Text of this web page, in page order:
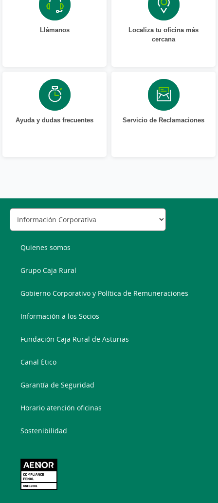
Llámanos
Localiza tu oficina más
cercana
Ayuda y dudas frecuentes Servicio de Reclamaciones
Quienes somos
Grupo Caja Rural
Gobierno Corporativo y Política de Remuneraciones
Información a los Socios
Fundación Caja Rural de Asturias
Canal Ético
Garantía de Seguridad
Horario atención oficinas
Sostenibilidad